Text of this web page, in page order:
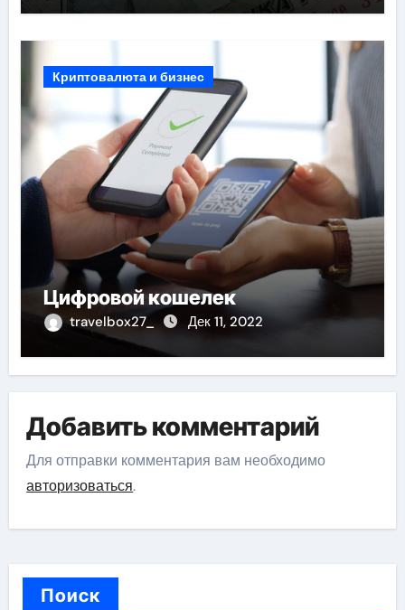
Криптовалюта и бизнес
Цифровой кошелек
travelbox27_ Дек 11, 2022
Добавить комментарий
Для отправки комментария вам необходимо
авторизоваться.
Поиск